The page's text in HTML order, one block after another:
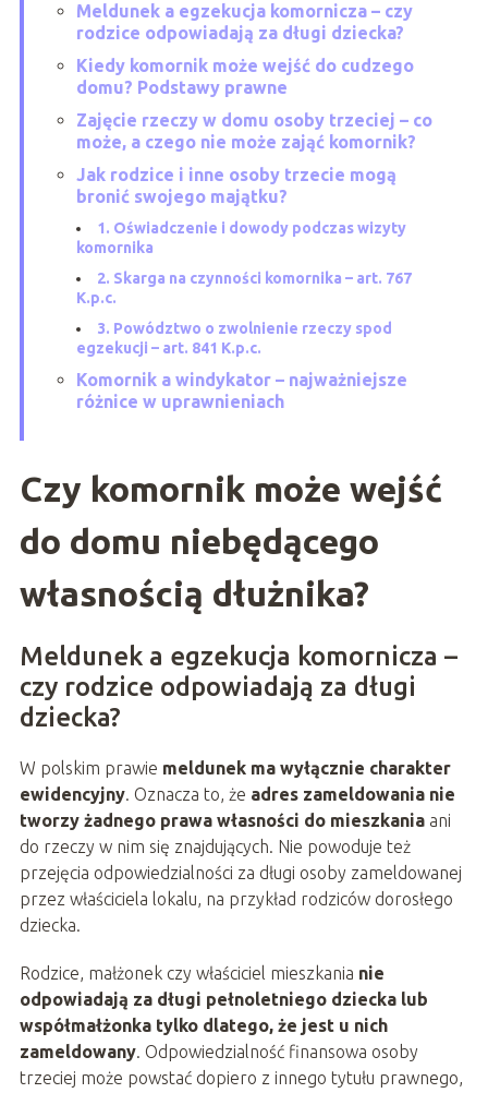
Meldunek a egzekucja komornicza – czy
rodzice odpowiadają za długi dziecka?
Kiedy komornik może wejść do cudzego
domu? Podstawy prawne
Zajęcie rzeczy w domu osoby trzeciej – co
może, a czego nie może zająć komornik?
Jak rodzice i inne osoby trzecie mogą
bronić swojego majątku?
1. Oświadczenie i dowody podczas wizyty
komornika
2. Skarga na czynności komornika – art. 767
K.p.c.
3. Powództwo o zwolnienie rzeczy spod
egzekucji – art. 841 K.p.c.
Komornik a windykator – najważniejsze
różnice w uprawnieniach
Czy komornik może wejść
do domu niebędącego
własnością dłużnika?
Meldunek a egzekucja komornicza –
czy rodzice odpowiadają za długi
dziecka?
W polskim prawie meldunek ma wyłącznie charakter
ewidencyjny. Oznacza to, że adres zameldowania nie
tworzy żadnego prawa własności do mieszkaniaani
do rzeczy w nim się znajdujących. Nie powoduje też
przejęcia odpowiedzialności za długi osoby zameldowanej
przez właściciela lokalu, na przykład rodziców dorosłego
dziecka.
Rodzice, małżonek czy właściciel mieszkania nie
odpowiadają za długi pełnoletniego dziecka lub
współmałżonka tylko dlatego, że jest u nich
zameldowany. Odpowiedzialność finansowa osoby
trzeciej może powstać dopiero z innego tytułu prawnego,